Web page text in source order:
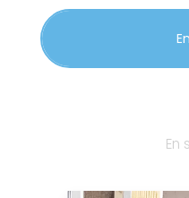
En